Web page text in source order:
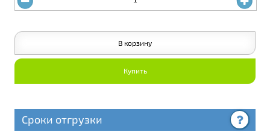
В корзину
Купить
Сроки отгрузки